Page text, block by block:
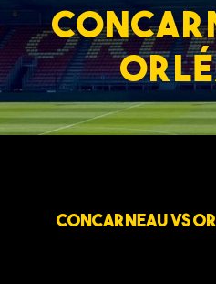
CONCARNEAU VS